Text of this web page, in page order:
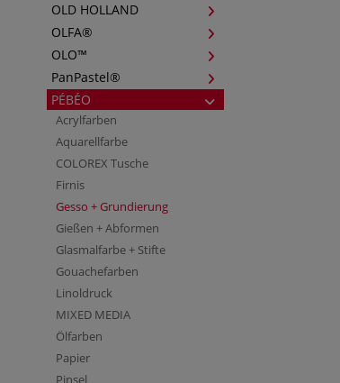
OLD HOLLAND
OLFA®
OLO™
PanPastel®
PÉBÉO
Acrylfarben
Aquarellfarbe
COLOREX Tusche
Firnis
Gesso + Grundierung
Gießen + Abformen
Glasmalfarbe + Stifte
Gouachefarben
Linoldruck
MIXED MEDIA
Ölfarben
Papier
Pinsel